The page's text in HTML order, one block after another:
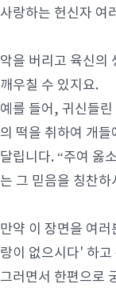
사랑하는 헌신자 여
악을 버리고 육신의
깨우칠 수 있지요.
예를 들어, 귀신들
의 떡을 취하여 개
달립니다. “주여 옳
는 그 믿음을 칭찬
만약 이 장면을 여
랑이 없으시다' 하
그러면서 한편으로